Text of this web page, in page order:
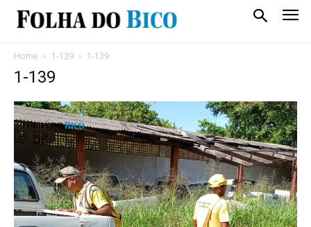
Home 1-139 1-139
1-139